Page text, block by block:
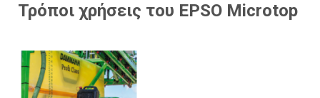
Τρόποι χρήσεις του EPSO Microtop